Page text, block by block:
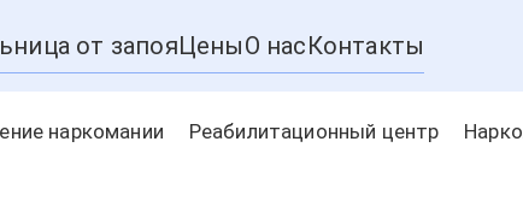
от запояЦеныО насКонтакты
наркомании Реабилитационный центр